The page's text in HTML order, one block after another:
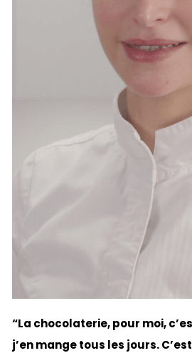
“La chocolaterie, pour moi,
j’en mange tous les jours.